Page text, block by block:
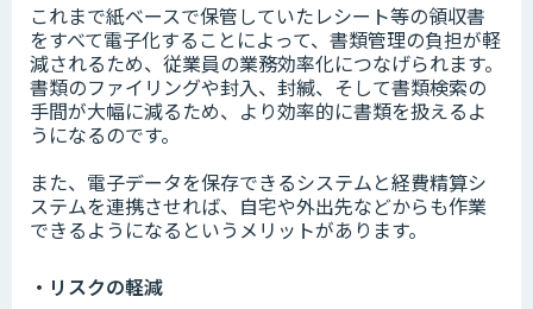
これまで紙ベースで保管していたレシート等の領収書
をすべて電子化することによって、書類管理の負担が軽
減されるため、従業員の業務効率化につなげられます。
書類のファイリングや封入、封緘、そして書類検索の
手間が大幅に減るため、より効率的に書類を扱えるよ
うになるのです。
また、電子データを保存できるシステムと経費精算シ
ステムを連携させれば、自宅や外出先などからも作業
できるようになるというメリットがあります。
・リスクの軽減